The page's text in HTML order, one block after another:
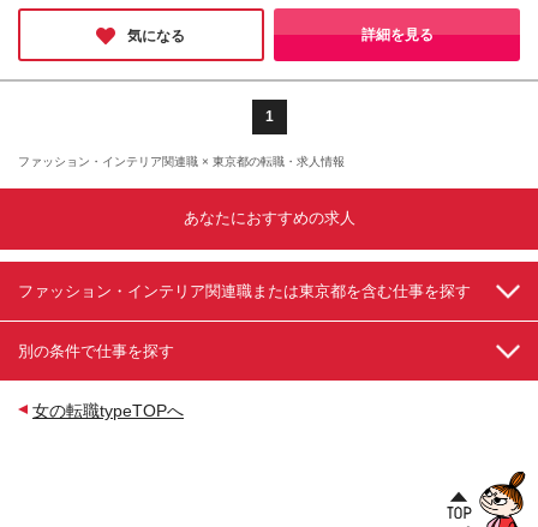
会社全体でサポートする体制が出来ていますので、少しでもご興
味ある方は、是非応募してみてください。
気になる 詳細を見る
1
ファッション・インテリア関連職 × 東京都の転職・求人情報
あなたにおすすめの求人
ファッション・インテリア関連職または東京都を含む仕事を探す
別の条件で仕事を探す
女の転職typeTOPへ